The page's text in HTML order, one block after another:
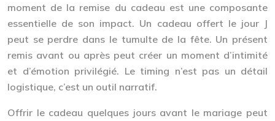
moment de la remise du cadeau est une composante
essentielle de son impact. Un cadeau offert le jour J
peut se perdre dans le tumulte de la fête. Un présent
remis avant ou après peut créer un moment d’intimité
et d’émotion privilégié. Le timing n’est pas un détail
logistique, c’est un outil narratif.
Offrir le cadeau quelques jours avant le mariage peut